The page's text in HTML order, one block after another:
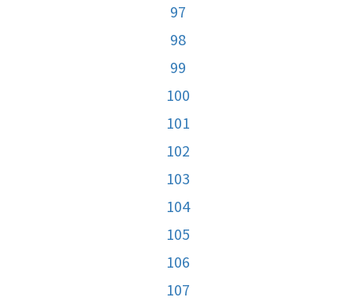
97
98
99
100
101
102
103
104
105
106
107